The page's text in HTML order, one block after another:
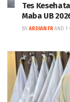
Tes
Maba UB
BY ARDIAN FR AND 1